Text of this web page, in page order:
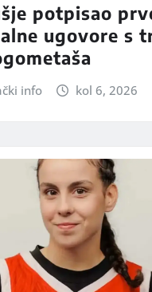
potpisao
ugovore s
info kol 6, 2026